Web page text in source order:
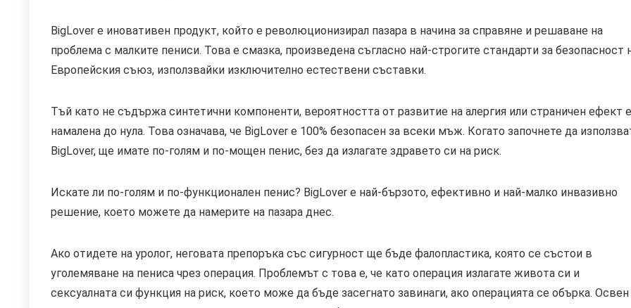
BigLover е иновативен продукт, който е революционизирал пазара в начина за справяне и решаване на
проблема с малките пениси. Това е смазка, произведена съгласно най-строгите стандарти за безопасност
Европейския съюз, използвайки изключително естествени съставки.
Тъй като не съдържа синтетични компоненти, вероятността от развитие на алергия или страничен ефект е
намалена до нула. Това означава, че BigLover е 100% безопасен за всеки мъж. Когато започнете да
BigLover, ще имате по-голям и по-мощен пенис, без да излагате здравето си на риск.
Искате ли по-голям и по-функционален пенис? BigLover е най-бързото, ефективно и най-малко инвазивно
решение, което можете да намерите на пазара днес.
Ако отидете на уролог, неговата препоръка със сигурност ще бъде фалопластика, която се състои в
уголемяване на пениса чрез операция. Проблемът с това е, че като операция излагате живота си и
сексуалната си функция на риск, което може да бъде засегнато завинаги, ако операцията се обърка. Освен